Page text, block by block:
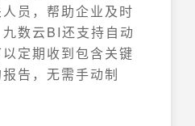
员，帮助企业及时
数云BI还支持自动
定期收到包含关键
告，无需手动制